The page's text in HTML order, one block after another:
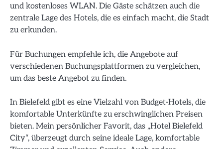
und kostenloses WLAN. Die Gäste schätzen auch die
zentrale Lage des Hotels, die es einfach macht, die Stadt
zu erkunden.
Für Buchungen empfehle ich, die Angebote auf
verschiedenen Buchungsplattformen zu vergleichen,
um das beste Angebot zu finden.
In Bielefeld gibt es eine Vielzahl von Budget-Hotels, die
komfortable Unterkünfte zu erschwinglichen Preisen
bieten. Mein persönlicher Favorit, das „Hotel Bielefeld
City“, überzeugt durch seine ideale Lage, komfortable